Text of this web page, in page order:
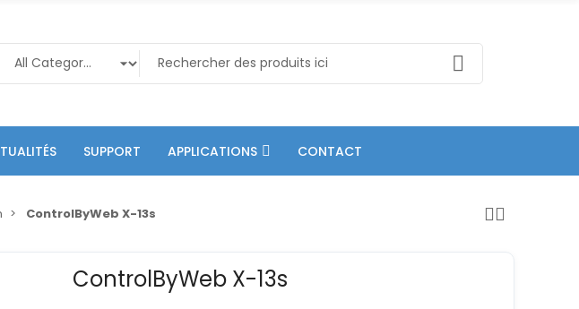
SUPPORT APPLICATIONS CONTACT
ControlByWeb X-13s
ControlByWeb X-13s